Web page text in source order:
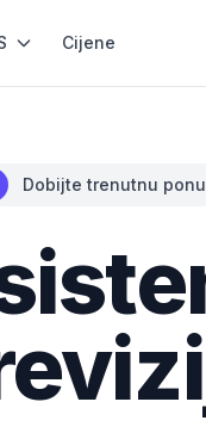
Cijene
Dobijte trenutnu